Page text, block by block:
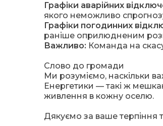
Графіки аварійних
якого неможливо
Графіки погодинних
раніше оприлюдненим
Важливо: Команда на
Слово до громади
Ми розуміємо, наскільки
Енергетики — такі ж
живлення в кожну оселю.
Дякуємо за ваше терпіння